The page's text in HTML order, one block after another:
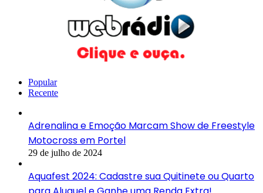
Popular
Recente
Adrenalina e Emoção Marcam Show de Freestyle
Motocross em Portel
29 de julho de 2024
Aquafest 2024: Cadastre sua Quitinete ou Quarto